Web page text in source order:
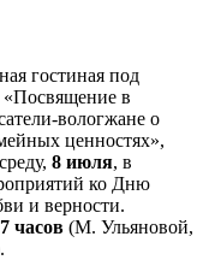
гостиная под
«Посвящение в
вологжане о
ценностях»,
8 июля, в
ко Дню
и верности.
часов (М. Ульяновой,